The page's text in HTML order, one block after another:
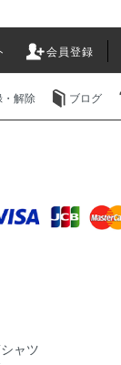
会員登録
・解除 ブログ
ャツ